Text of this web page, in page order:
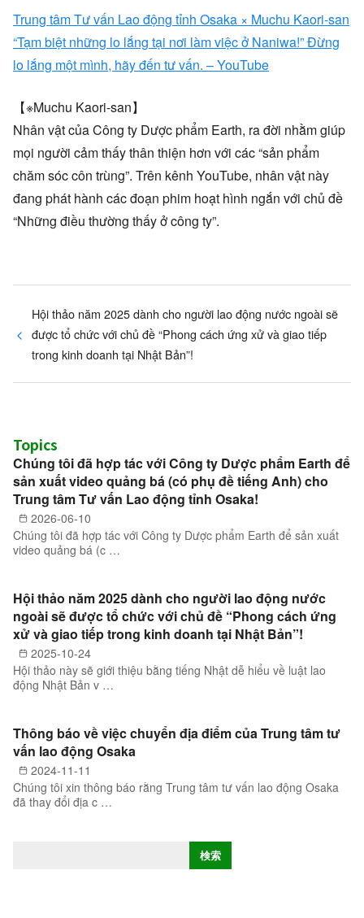
Trung tâm Tư vấn Lao động tỉnh Osaka × Muchu Kaori-san
“Tạm biệt những lo lắng tại nơi làm việc ở Naniwa!” Đừng
lo lắng một mình, hãy đến tư vấn. – YouTube
【※Muchu Kaori-san】
Nhân vật của Công ty Dược phẩm Earth, ra đời nhằm giúp
mọi người cảm thấy thân thiện hơn với các “sản phẩm
chăm sóc côn trùng”. Trên kênh YouTube, nhân vật này
đang phát hành các đoạn phim hoạt hình ngắn với chủ đề
“Những điều thường thấy ở công ty”.
Hội thảo năm 2025 dành cho người lao động nước ngoài sẽ
được tổ chức với chủ đề “Phong cách ứng xử và giao tiếp
trong kinh doanh tại Nhật Bản”!
Topics
2026-06-10
Chúng tôi đã hợp tác với Công ty Dược phẩm Earth để
sản xuất video quảng bá (có phụ đề tiếng Anh) cho
Trung tâm Tư vấn Lao động tỉnh Osaka!
Chúng tôi đã hợp tác với Công ty Dược phẩm Earth để sản xuất
video quảng bá (c …
2025-10-24
Hội thảo năm 2025 dành cho người lao động nước
ngoài sẽ được tổ chức với chủ đề “Phong cách ứng
xử và giao tiếp trong kinh doanh tại Nhật Bản”!
Hội thảo này sẽ giới thiệu bằng tiếng Nhật dễ hiểu về luật lao
động Nhật Bản v …
2024-11-11
Thông báo về việc chuyển địa điểm của Trung tâm tư
vấn lao động Osaka
Chúng tôi xin thông báo rằng Trung tâm tư vấn lao động Osaka
đã thay đổi địa c …
検索